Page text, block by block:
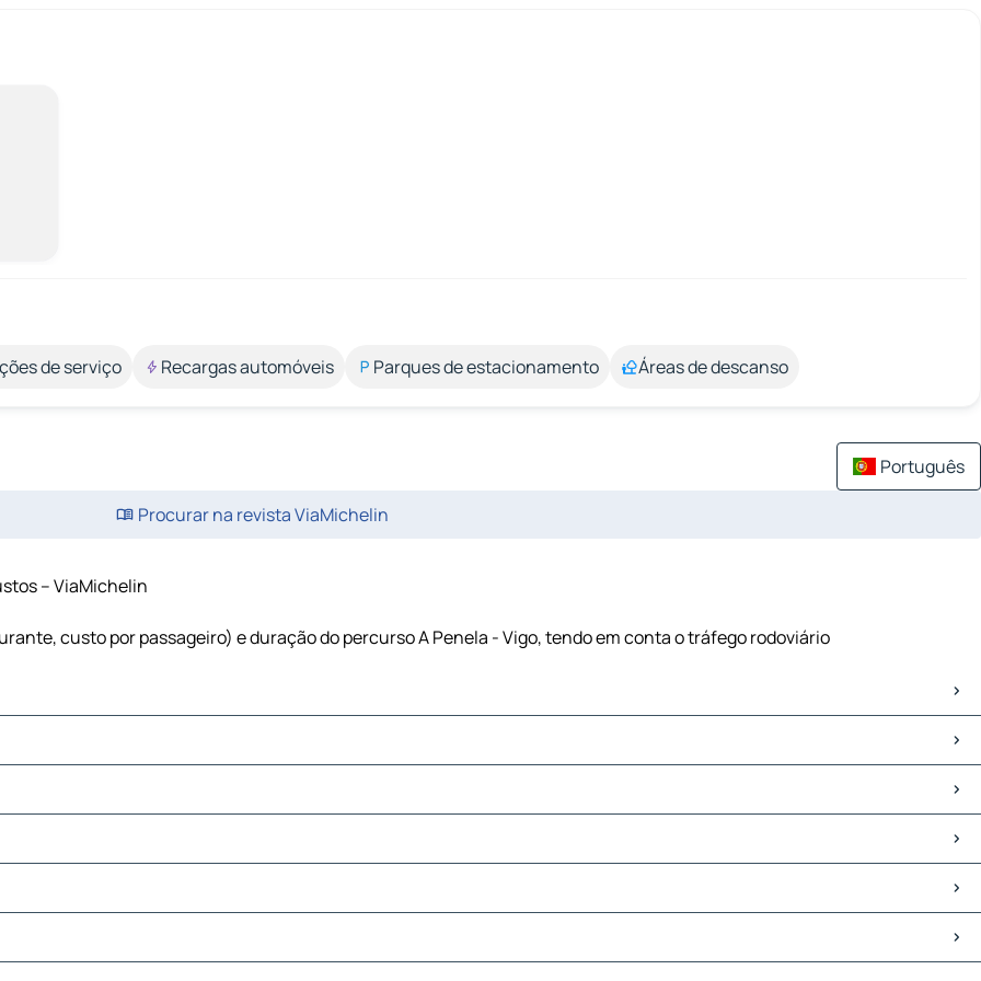
de serviço Recargas automóveis Parques de estacionamento Áreas de descanso
Português
Procurar na revista ViaMichelin
– ViaMichelin
custo por passageiro) e duração do percurso A Penela - Vigo, tendo em conta o tráfego rodoviário